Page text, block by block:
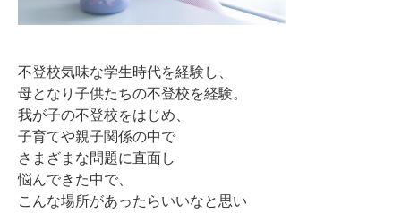
不登校気味な学生時代を経験し、
母となり子供たちの不登校を経験。
我が子の不登校をはじめ、
子育てや親子関係の中で
さまざまな問題に直面し
悩んできた中で、
こんな場所があったらいいなと思い